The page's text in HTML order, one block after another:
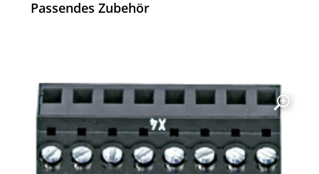
Passendes Zubehör